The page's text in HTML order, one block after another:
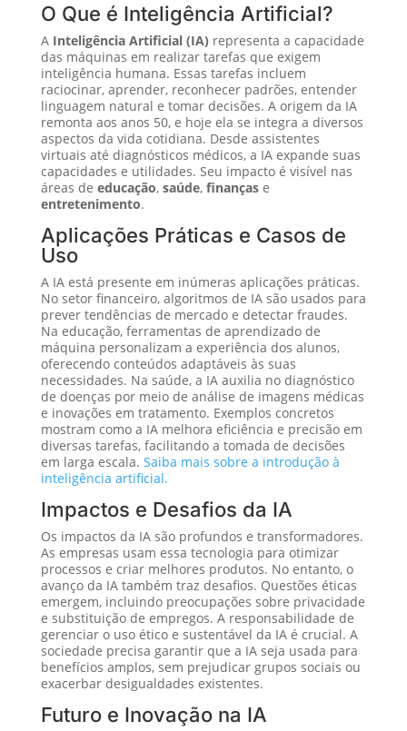
O Que é Inteligência Artificial?
A Inteligência Artificial (IA) representa a capacidade
das máquinas em realizar tarefas que exigem
inteligência humana. Essas tarefas incluem
raciocinar, aprender, reconhecer padrões, entender
linguagem natural e tomar decisões. A origem da IA
remonta aos anos 50, e hoje ela se integra a diversos
aspectos da vida cotidiana. Desde assistentes
virtuais até diagnósticos médicos, a IA expande suas
capacidades e utilidades. Seu impacto é visível nas
áreas de educação, saúde, finançase
entretenimento.
Aplicações Práticas e Casos de
Uso
A IA está presente em inúmeras aplicações práticas.
No setor financeiro, algoritmos de IA são usados para
prever tendências de mercado e detectar fraudes.
Na educação, ferramentas de aprendizado de
máquina personalizam a experiência dos alunos,
oferecendo conteúdos adaptáveis às suas
necessidades. Na saúde, a IA auxilia no diagnóstico
de doenças por meio de análise de imagens médicas
e inovações em tratamento. Exemplos concretos
mostram como a IA melhora eficiência e precisão em
diversas tarefas, facilitando a tomada de decisões
em larga escala. Saiba mais sobre a introdução à
inteligência artificial.
Impactos e Desafios da IA
Os impactos da IA são profundos e transformadores.
As empresas usam essa tecnologia para otimizar
processos e criar melhores produtos. No entanto, o
avanço da IA também traz desafios. Questões éticas
emergem, incluindo preocupações sobre privacidade
e substituição de empregos. A responsabilidade de
gerenciar o uso ético e sustentável da IA é crucial. A
sociedade precisa garantir que a IA seja usada para
benefícios amplos, sem prejudicar grupos sociais ou
exacerbar desigualdades existentes.
Futuro e Inovação na IA